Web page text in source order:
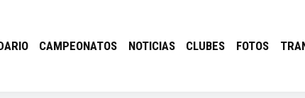
CAMPEONATOS NOTICIAS CLUBES FOTOS